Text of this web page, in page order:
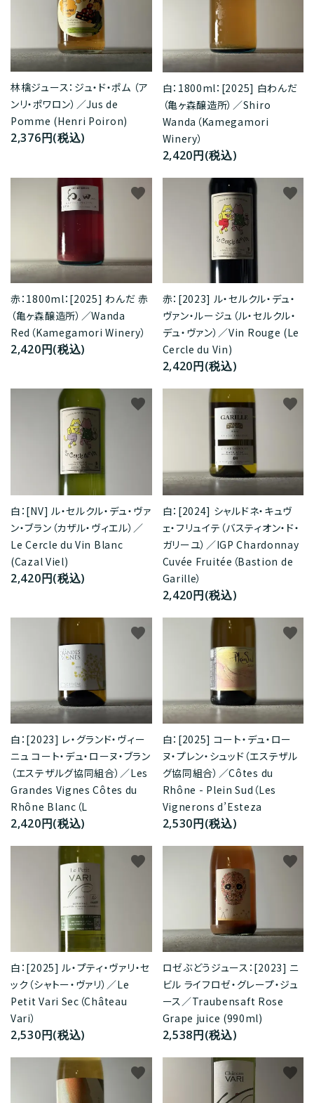
林檎ジュース：ジュ・ド・ポム （ア
ンリ・ポワロン）／Jus de
Pomme (Henri Poiron)
2,376円(税込)
白：1800ml：[2025] 白わんだ
（亀ヶ森醸造所）／Shiro
Wanda（Kamegamori
Winery）
2,420円(税込)
赤：1800ml：[2025] わんだ 赤
（亀ヶ森醸造所）／Wanda
Red（Kamegamori Winery）
2,420円(税込)
favorite
赤：[2023] ル・セルクル・デュ・
ヴァン・ルージュ（ル・セルクル・
デュ・ヴァン）／Vin Rouge (Le
Cercle du Vin)
2,420円(税込)
favorite
白：[NV] ル・セルクル・デュ・ヴァ
ン・ブラン（カザル・ヴィエル）／
Le Cercle du Vin Blanc
(Cazal Viel)
2,420円(税込)
favorite
白：[2024] シャルドネ・キュヴ
ェ・フリュイテ（バスティオン・ド・
ガリーユ）／IGP Chardonnay
Cuvée Fruitée（Bastion de
Garille）
2,420円(税込)
favorite
白：[2023] レ・グランド・ヴィー
ニュ コート・デュ・ローヌ・ブラン
（エステザルグ協同組合）／Les
Grandes Vignes Côtes du
Rhône Blanc（L
2,420円(税込)
favorite
白：[2025] コート・デュ・ロー
ヌ・プレン・シュッド（エステザル
グ協同組合）／Côtes du
Rhône - Plein Sud（Les
Vignerons d’Esteza
2,530円(税込)
favorite
白：[2025] ル・プティ・ヴァリ・セ
ック（シャトー・ヴァリ）／Le
Petit Vari Sec（Château
Vari）
2,530円(税込)
favorite
ロゼぶどうジュース：[2023] ニ
ビル ライフロゼ・グレープ・ジュ
ース／Traubensaft Rose
Grape juice (990ml)
2,538円(税込)
favorite
favorite favorite